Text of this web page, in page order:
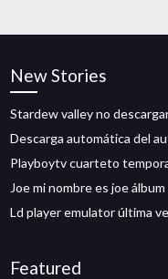
New Stories
Stardew valley no
Descarga automática del
Playboytv cuarteto
Joe mi nombre es joe
Ld player emulator última
Featured